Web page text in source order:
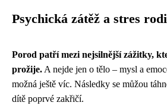
Psychická zátěž a stres
Porod patří mezi nejsilnější zážitky,
prožije. A nejde jen o tělo – mysl a
možná ještě víc. Následky se můžou
dítě poprvé zakřičí.